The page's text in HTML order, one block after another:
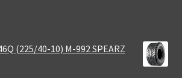
(225/40-10) M-992 SPEARZ